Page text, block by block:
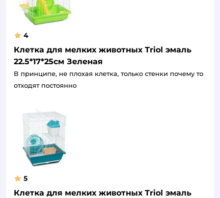
4
Клетка для мелких животных Triol эмаль
22.5*17*25см Зеленая
В принципе, не плохая клетка, только стенки почему то
отходят постоянно
5
Клетка для мелких животных Triol эмаль